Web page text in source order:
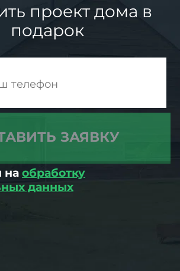
проект дома в
подарок
на обработку
данных